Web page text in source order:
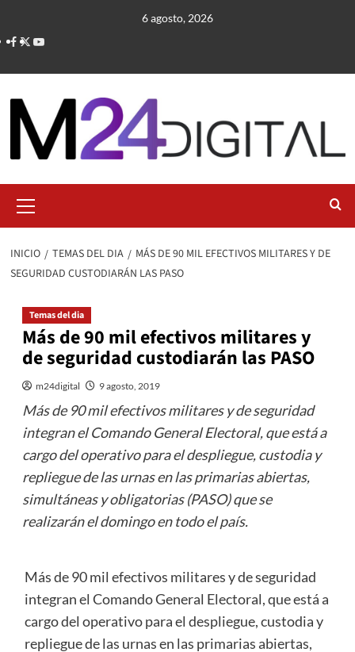
contenido
6 agosto, 2026
primario
INICIO TEMAS DEL DIA
MÁS DE 90 MIL EFECTIVOS MILITARES Y DE
SEGURIDAD CUSTODIARÁN LAS PASO
Temas del dia
Más de 90 mil efectivos militares y
de seguridad custodiarán las PASO
m24digital 9 agosto, 2019
Más de 90 mil efectivos militares y de seguridad
integran el Comando General Electoral, que está a
cargo del operativo para el despliegue, custodia y
repliegue de las urnas en las primarias abiertas,
simultáneas y obligatorias (PASO) que se
realizarán el domingo en todo el país.
Más de 90 mil efectivos militares y de seguridad
integran el Comando General Electoral, que está a
cargo del operativo para el despliegue, custodia y
repliegue de las urnas en las primarias abiertas,